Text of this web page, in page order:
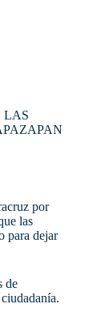
LAS
por
las
para dejar
de